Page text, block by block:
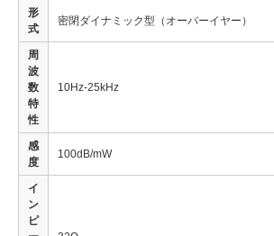
形
式
密閉ダイナミック型（オーバーイヤー）
周
波
数
特
性
10Hz-25kHz
感
度
100dB/mW
イ
ン
ピ